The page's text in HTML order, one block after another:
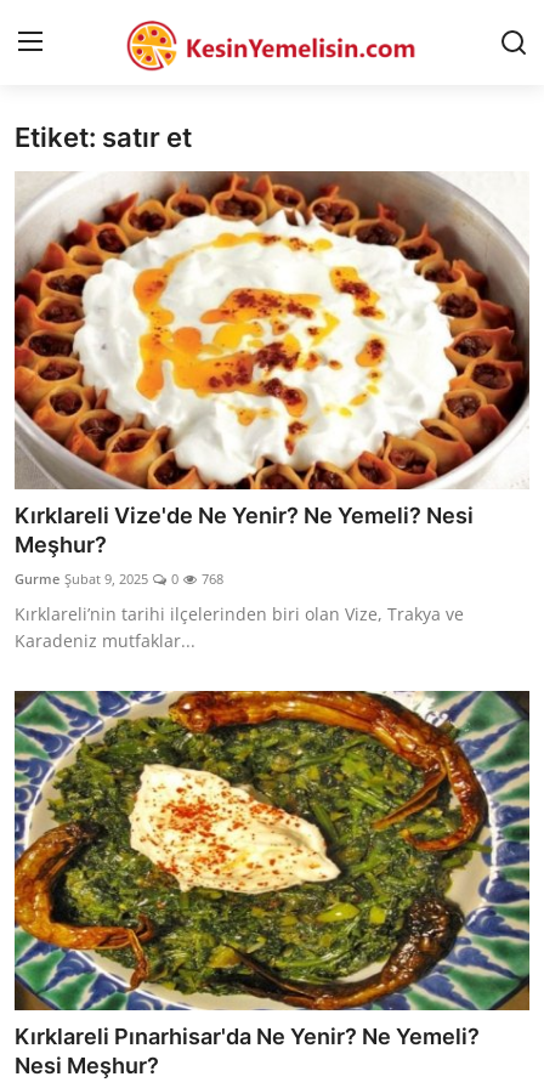
AnaSayfa
Gizlilik Sözleşmesi
Rüya Tabirleri
Diyet & Sağlıklı Beslenme
İletişim
Şehirler
Helal Gıda & Dini Hükümler
Gıda Güvenliği & Bilimi
Kalori & Diyet Rehberi
Mutfak Püf Noktaları & İpuçları
Mekan & Lezzet Rotaları
Temel Gıda ve Ürün Rehberleri
İçecek Kültürü & Barista
Yöresel Tarifler & Ev Yemekleri
Gıda Güvenliği & Sağlık
İçecek Kültürü & Rehberleri
Popüler Kültür & Mutfak Tarihi
Mutfak Temizliği & Pratik Bilgiler
Etiket: satır et
Kırklareli Vize'de Ne Yenir? Ne Yemeli? Nesi
Meşhur?
Gurme Şubat 9, 2025 0 768
Kırklareli’nin tarihi ilçelerinden biri olan Vize, Trakya ve
Karadeniz mutfaklar...
Kırklareli Pınarhisar'da Ne Yenir? Ne Yemeli?
Nesi Meşhur?